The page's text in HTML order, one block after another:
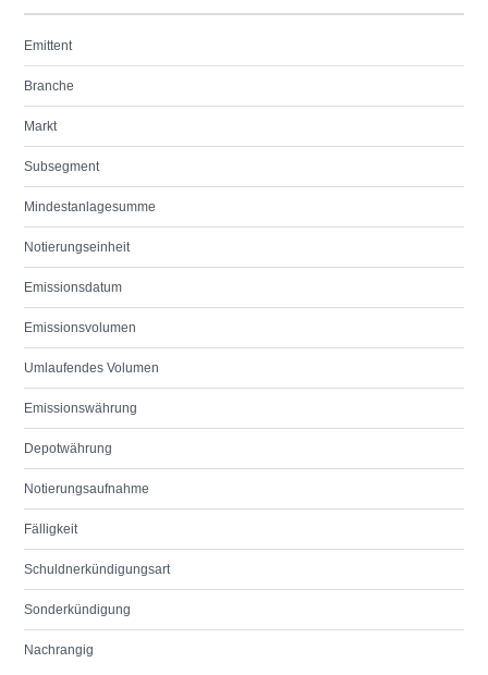
Emittent
Branche
Markt
Subsegment
Mindestanlagesumme
Notierungseinheit
Emissionsdatum
Emissionsvolumen
Umlaufendes Volumen
Emissionswährung
Depotwährung
Notierungsaufnahme
Fälligkeit
Schuldnerkündigungsart
Sonderkündigung
Nachrangig